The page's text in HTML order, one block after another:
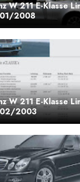
W 211 E-Klasse
2008
W 211 E-Klasse
2003